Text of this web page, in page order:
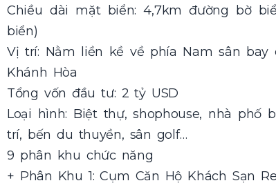
Chiều dài mặt biển: 4,7km đường bờ
biển)
Vị trí: Nằm liền kề về phía Nam sân bay
Khánh Hòa
Tổng vốn đầu tư: 2 tỷ USD
Loại hình: Biệt thự, shophouse, nhà phố
trí, bến du thuyền, sân golf…
9 phân khu chức năng
+ Phân Khu 1: Cụm Căn Hộ Khách Sạn